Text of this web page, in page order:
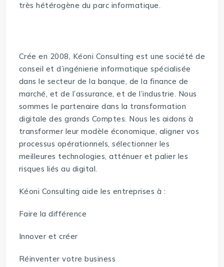
très hétérogène du parc informatique.
Crée en 2008, Kéoni Consulting est une société de
conseil et d’ingénierie informatique spécialisée
dans le secteur de la banque, de la finance de
marché, et de l’assurance, et de l’industrie. Nous
sommes le partenaire dans la transformation
digitale des grands Comptes. Nous les aidons à
transformer leur modèle économique, aligner vos
processus opérationnels, sélectionner les
meilleures technologies, atténuer et palier les
risques liés au digital.
Kéoni Consulting aide les entreprises à :
Faire la différence
Innover et créer
Réinventer votre business